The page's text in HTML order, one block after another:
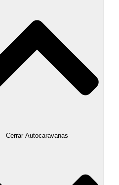
Cerrar Autocaravanas